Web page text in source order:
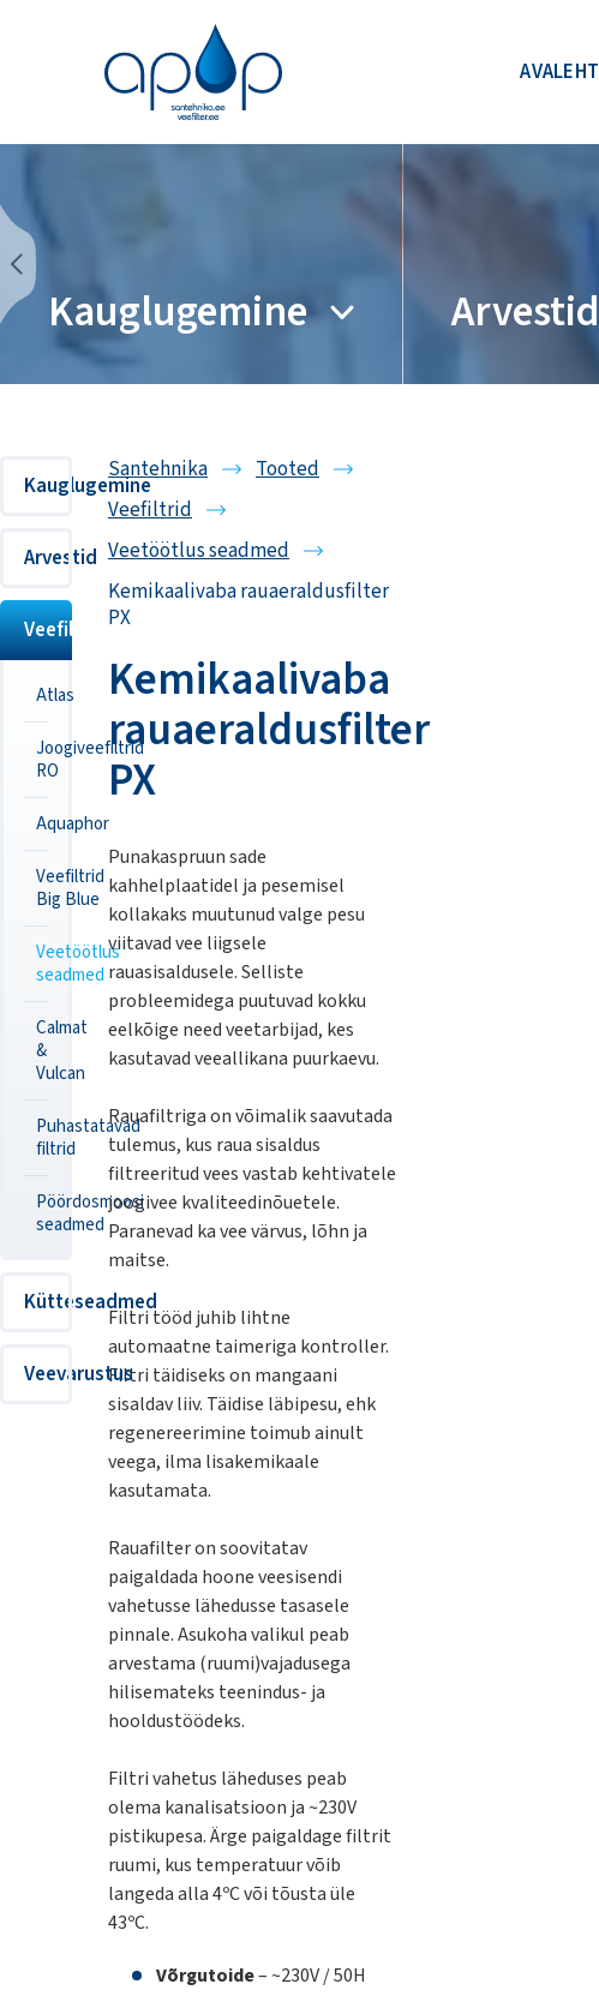
AVALEHT
Kauglugemine Arvestid
Santehnika
Tooted
Veefiltrid
Veetöötlus seadmed
Kemikaalivaba rauaeraldusfilter
PX
Kemikaalivaba
rauaeraldusfilter
PX
Punakaspruun sade
kahhelplaatidel ja pesemisel
kollakaks muutunud valge pesu
viitavad vee liigsele
rauasisaldusele. Selliste
probleemidega puutuvad kokku
eelkõige need veetarbijad, kes
kasutavad veeallikana puurkaevu.
Rauafiltriga on võimalik saavutada
tulemus, kus raua sisaldus
filtreeritud vees vastab kehtivatele
joogivee kvaliteedinõuetele.
Paranevad ka vee värvus, lõhn ja
maitse.
Filtri tööd juhib lihtne
automaatne taimeriga kontroller.
Filtri täidiseks on mangaani
sisaldav liiv. Täidise läbipesu, ehk
regenereerimine toimub ainult
veega, ilma lisakemikaale
kasutamata.
Rauafilter on soovitatav
paigaldada hoone veesisendi
vahetusse lähedusse tasasele
pinnale. Asukoha valikul peab
arvestama (ruumi)vajadusega
hilisemateks teenindus- ja
hooldustöödeks.
Filtri vahetus läheduses peab
olema kanalisatsioon ja ~230V
pistikupesa. Ärge paigaldage filtrit
ruumi, kus temperatuur võib
langeda alla 4ºC või tõusta üle
43ºC.
Võrgutoide– ~230V / 50H
Kauglugemine
Arvestid
Veefiltrid
Atlas
Joogiveefiltrid
RO
Aquaphor
Veefiltrid
Big Blue
Veetöötlus
seadmed
Calmat
&
Vulcan
Puhastatavad
filtrid
Pöördosmoosi
seadmed
Kütteseadmed
Veevarustus